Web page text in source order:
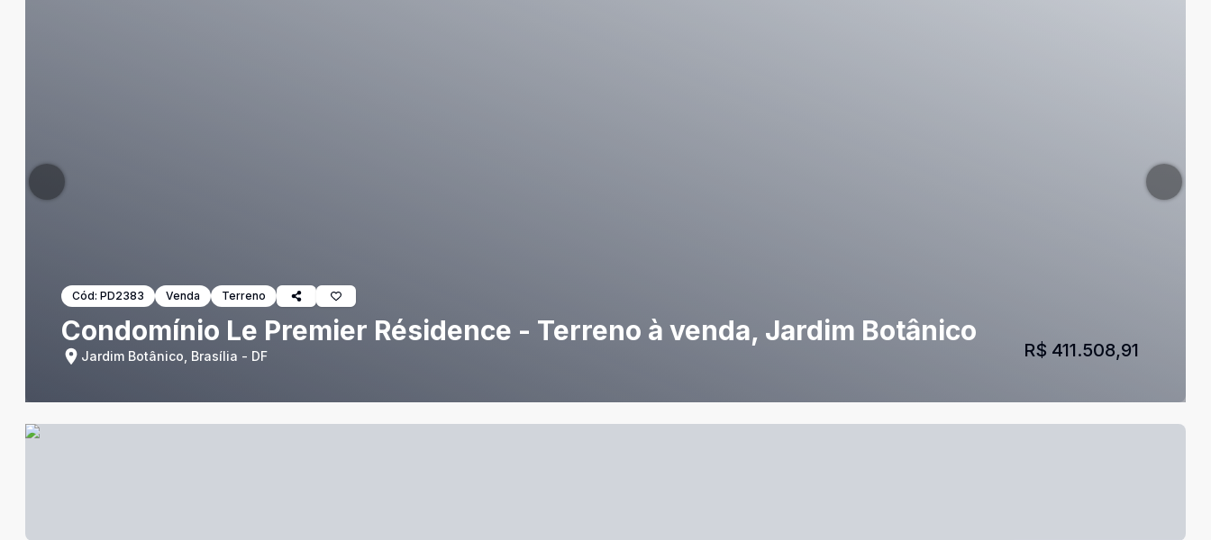
Cód: PD2383 Venda Terreno
Condomínio Le Premier Résidence - Terreno à venda, Jardim Botânico
Jardim Botânico, Brasília - DF R$ 411.508,91